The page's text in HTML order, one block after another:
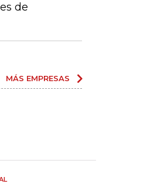
de
MÁS EMPRESAS